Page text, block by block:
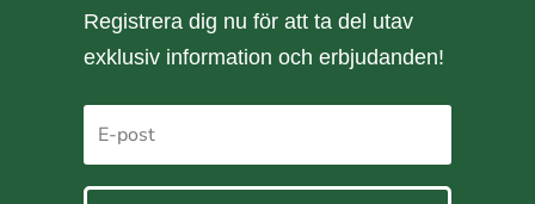
Registrera dig nu för att ta del utav
exklusiv information och erbjudanden!